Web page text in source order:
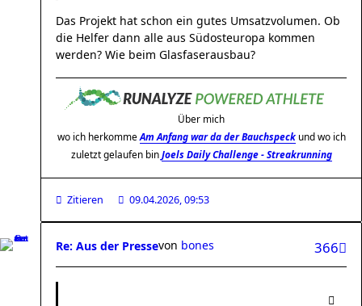
Das Projekt hat schon ein gutes Umsatzvolumen. Ob
die Helfer dann alle aus Südosteuropa kommen
werden? Wie beim Glasfaserausbau?
Über mich
wo ich herkomme Am Anfang war da der Bauchspeckund wo ich
zuletzt gelaufen binJoels Daily Challenge - Streakrunning
Zitieren 09.04.2026, 09:53
Re: Aus der Presse 366
von bones